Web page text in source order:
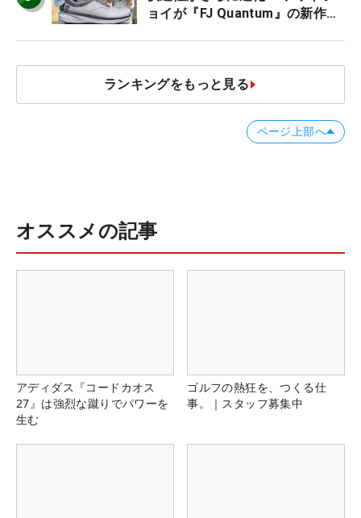
ョイが『FJ Quantum』の新作を
ランキングをもっと見る
ページ上部へ
オススメの記事
アディダス『コードカオス
27』は強烈な蹴りでパワーを
生む
ゴルフの熱狂を、つくる仕
事。｜スタッフ募集中